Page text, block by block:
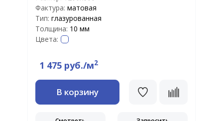
Фактура: матовая
Тип: глазурованная
Толщина: 10 мм
Цвета:
1 475 руб./м2
В корзину